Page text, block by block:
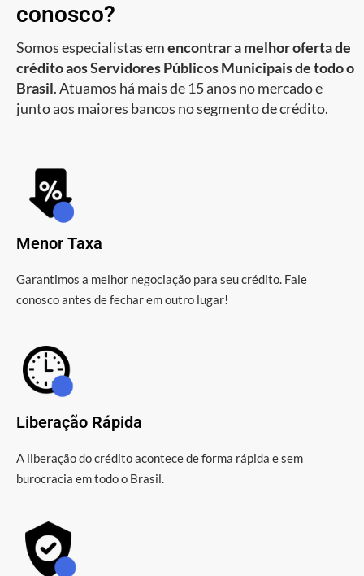
conosco?
Somos especialistas emencontrar a melhor oferta de
crédito aos Servidores Públicos Municipais de todo o
Brasil. Atuamos há mais de 15 anos no mercado e
junto aos maiores bancos no segmento de crédito.
Menor Taxa
Garantimos a melhor negociação para seu crédito. Fale
conosco antes de fechar em outro lugar!
Liberação Rápida
A liberação do crédito acontece de forma rápida e sem
burocracia em todo o Brasil.